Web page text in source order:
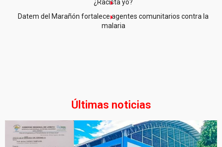
¿Racista yo?
Datem del Marañón fortalece agentes comunitarios contra la
malaria
Últimas noticias